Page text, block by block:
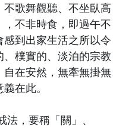
歌舞觀聽、不坐臥高
不非時食，即過午不
到出家生活之所以令
樸實的、淡泊的宗教
在安然，無牽無掛無
在此。
，要稱「關」、